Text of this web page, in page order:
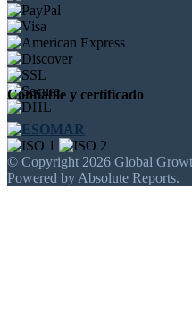
Confiable y certificado
© Copyright 2026 Global
Powered by Absolute Reports.